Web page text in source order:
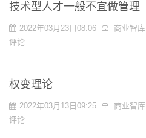
技术型人才一般不宜做管理
2022年03月23日08:06 商业智库
评论
权变理论
2022年03月13日09:25 商业智库
评论